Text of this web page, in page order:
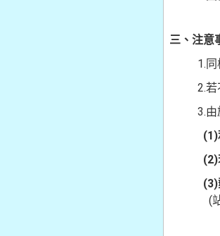
三、注意
1.同校
2.若不
3.由於
(1)
(2)若不
(3)郵寄
(站所